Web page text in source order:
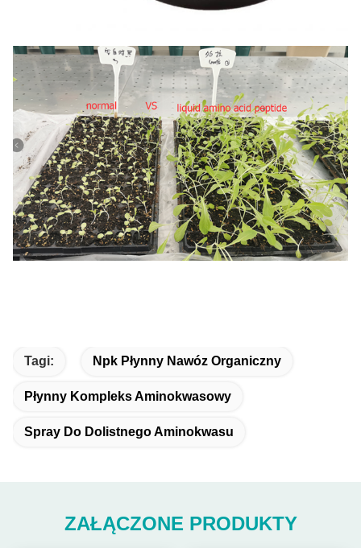
Tagi: Npk Płynny Nawóz Organiczny
Płynny Kompleks Aminokwasowy
Spray Do Dolistnego Aminokwasu
ZAŁĄCZONE PRODUKTY